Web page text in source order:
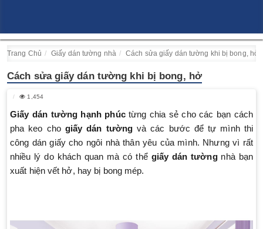
Trang Chủ Giấy dán tường nhà Cách sửa giấy dán tường khi bị bong, hở
Cách sửa giấy dán tường khi bị bong, hở
1,454
Giấy dán tường hạnh phúctừng chia sẻ cho các bạn cách
pha keo cho giấy dán tường và các bước để tự mình thi
công dán giấy cho ngôi nhà thân yêu của mình. Nhưng vì rất
nhiều lý do khách quan mà có thể giấy dán tườngnhà bạn
xuất hiện vết hở, hay bị bong mép.